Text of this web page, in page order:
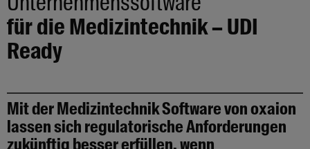
für die Medizintechnik – UDI
Ready
Mit der Medizintechnik Software von oxaion
lassen sich regulatorische Anforderungen
zukünftig besser erfüllen, wenn